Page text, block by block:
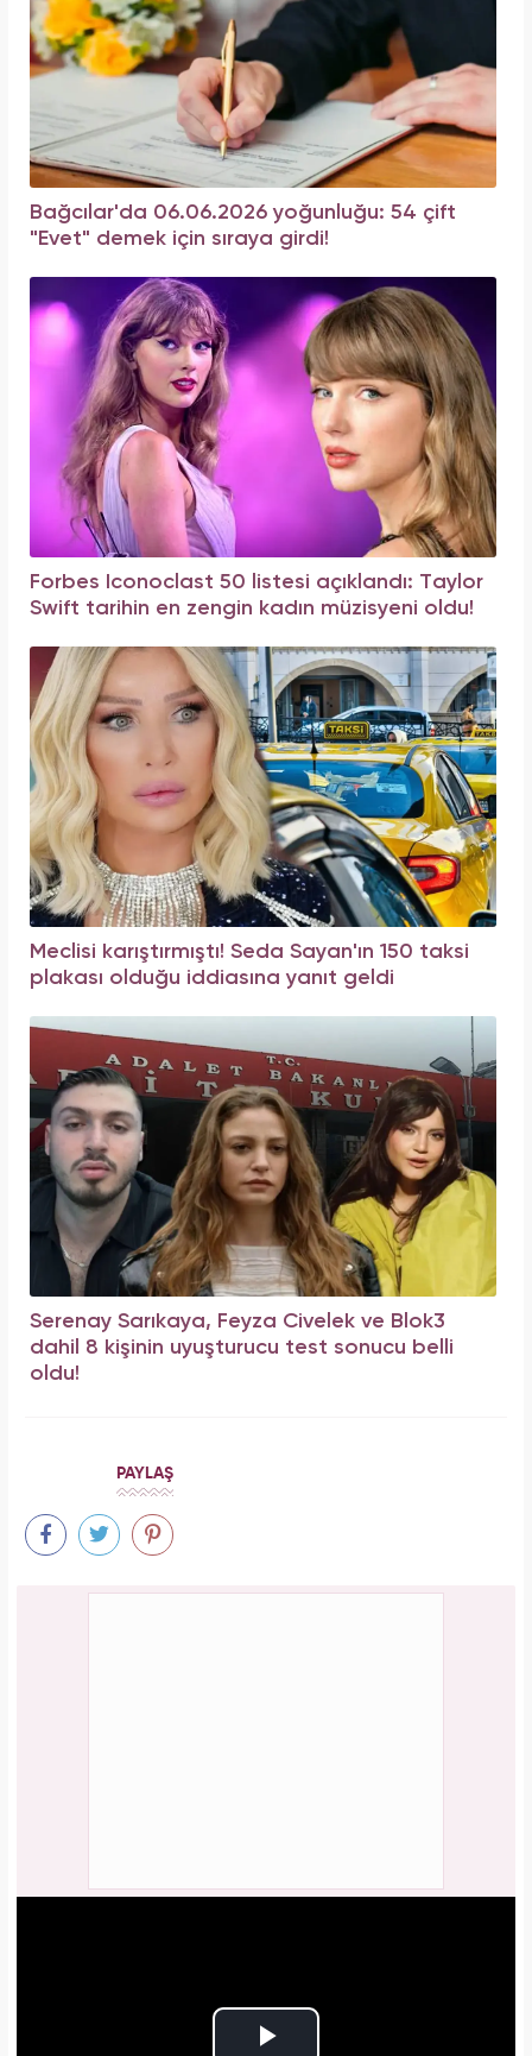
Bağcılar'da 06.06.2026 yoğunluğu: 54 çift
"Evet" demek için sıraya girdi!
Forbes Iconoclast 50 listesi açıklandı: Taylor
Swift tarihin en zengin kadın müzisyeni oldu!
Meclisi karıştırmıştı! Seda Sayan'ın 150 taksi
plakası olduğu iddiasına yanıt geldi
Serenay Sarıkaya, Feyza Civelek ve Blok3
dahil 8 kişinin uyuşturucu test sonucu belli
oldu!
PAYLAŞ